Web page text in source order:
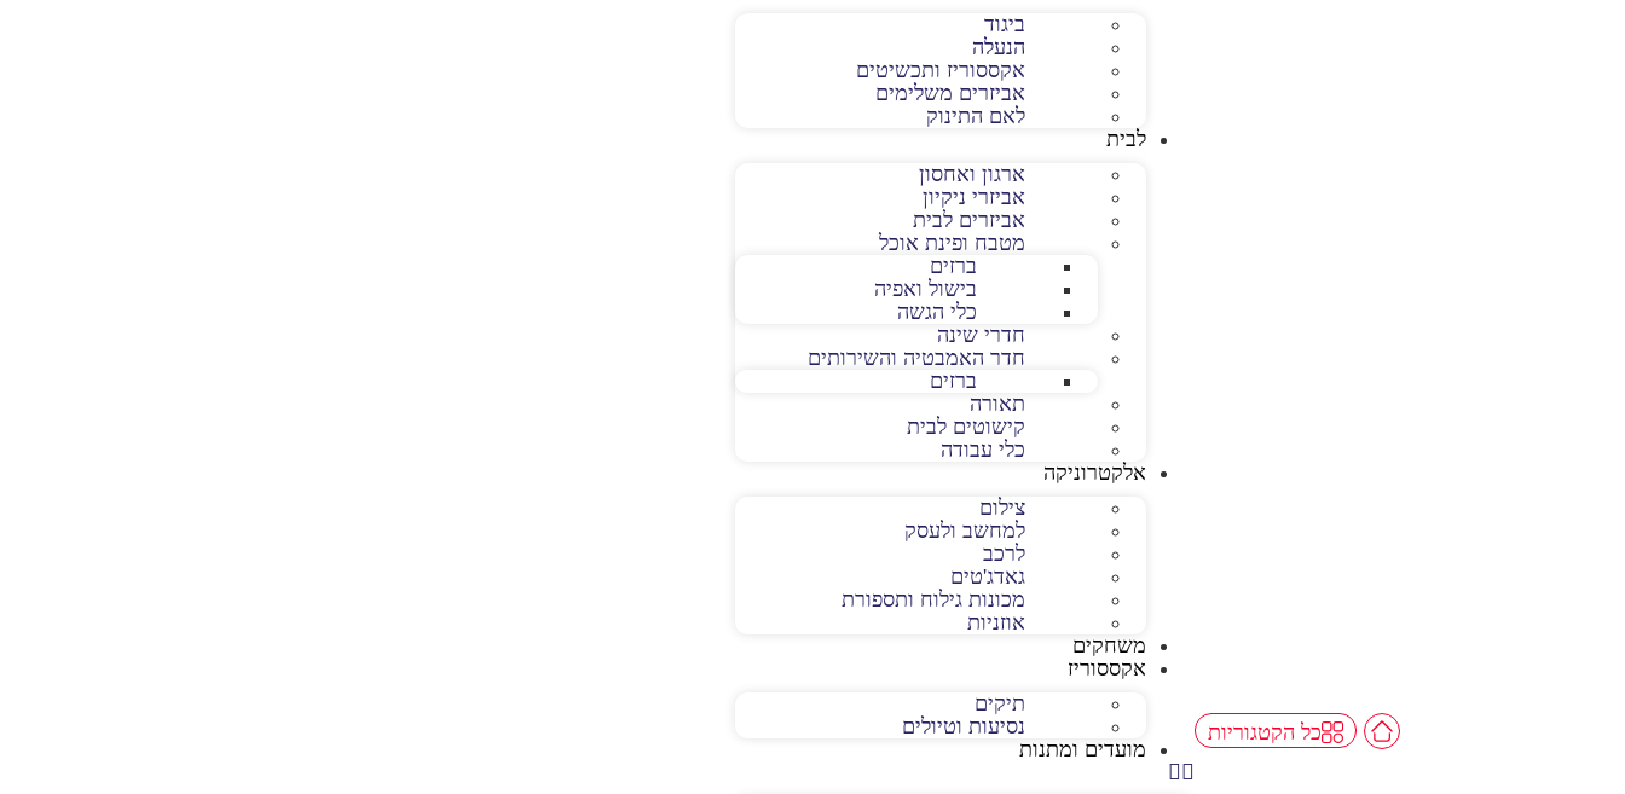
כל הקטגוריות
ביגוד
הנעלה
אקססוריז ותכשיטים
אביזרים משלימים
לאם התינוק
לבית
ארגון ואחסון
אביזרי ניקיון
אביזרים לבית
מטבח ופינת אוכל
ברזים
בישול ואפיה
כלי הגשה
חדרי שינה
חדר האמבטיה והשירותים
ברזים
תאורה
קישוטים לבית
כלי עבודה
אלקטרוניקה
צילום
למחשב ולעסק
לרכב
גאדג'טים
מכונות גילוח ותספורת
אוזניות
משחקים
אקססוריז
תיקים
נסיעות וטיולים
מועדים ומתנות